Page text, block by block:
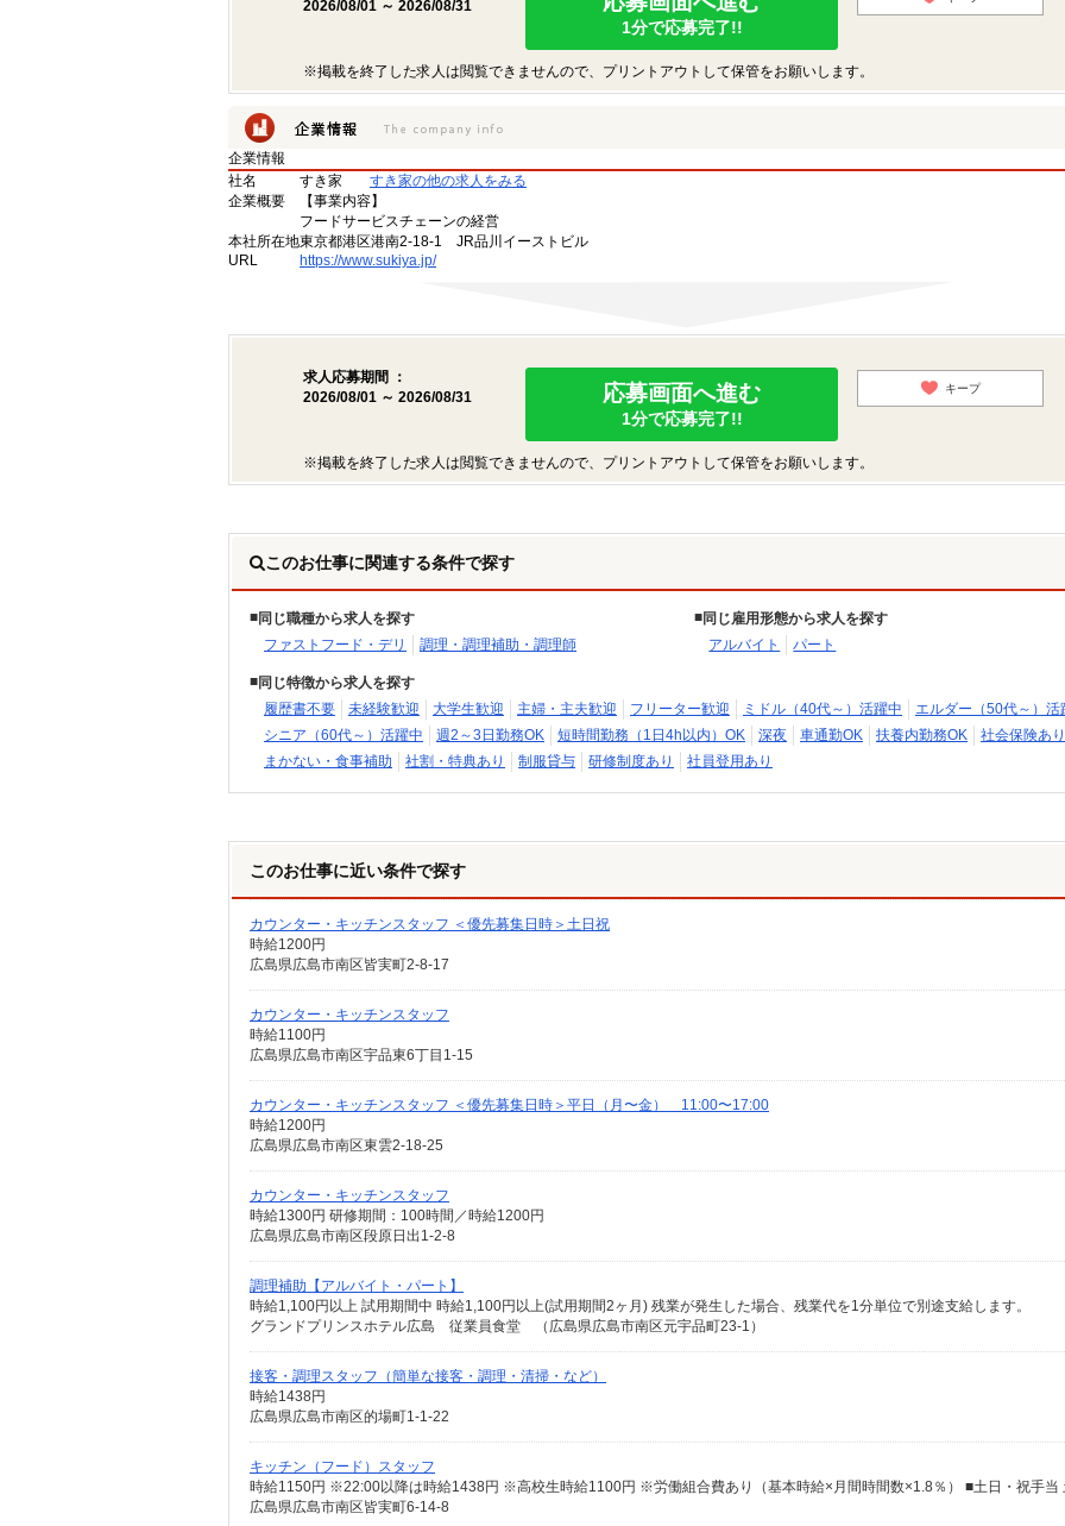
2026/08/01 ～ 2026/08/31
1分で応募完了!!
※掲載を終了した求人は閲覧できませんので、プリントアウトして保管をお願いします。
企業情報
社名
すき家
すき家の他の求人をみる
企業概要
【事業内容】
フードサービスチェーンの経営
本社所在地東京都港区港南2-18-1 JR品川イーストビル
URL
https://www.sukiya.jp/
求人応募期間 ：
2026/08/01 ～ 2026/08/31
応募画面へ進む
1分で応募完了!!
キープ
※掲載を終了した求人は閲覧できませんので、プリントアウトして保管をお願いします。
このお仕事に関連する条件で探す
同じ職種から求人を探す
ファストフード・デリ
調理・調理補助・調理師
同じ雇用形態から求人を探す
アルバイト
パート
同じ特徴から求人を探す
履歴書不要
未経験歓迎 大学生歓迎 主婦・主夫歓迎 フリーター歓迎 ミドル（40代～）活躍中
エルダー（50代～）活
シニア（60代～）活躍中
週2～3日勤務OK 短時間勤務（1日4h以内）OK 深夜 車通勤OK 扶養内勤務OK
社会保険あり
まかない・食事補助
社割・特典あり 制服貸与 研修制度あり 社員登用あり
このお仕事に近い条件で探す
カウンター・キッチンスタッフ ＜優先募集日時＞土日祝
時給1200円
広島県広島市南区皆実町2-8-17
カウンター・キッチンスタッフ
時給1100円
広島県広島市南区宇品東6丁目1-15
カウンター・キッチンスタッフ ＜優先募集日時＞平日（月〜金） 11:00〜17:00
時給1200円
広島県広島市南区東雲2-18-25
カウンター・キッチンスタッフ
時給1300円 研修期間：100時間／時給1200円
広島県広島市南区段原日出1-2-8
調理補助【アルバイト・パート】
時給1,100円以上 試用期間中 時給1,100円以上(試用期間2ヶ月) 残業が発生した場合、残業代を1分単位で別途支給します。
グランドプリンスホテル広島 従業員食堂 （広島県広島市南区元宇品町23-1）
接客・調理スタッフ（簡単な接客・調理・清掃・など）
時給1438円
広島県広島市南区的場町1-1-22
キッチン（フード）スタッフ
広島県広島市南区皆実町6-14-8